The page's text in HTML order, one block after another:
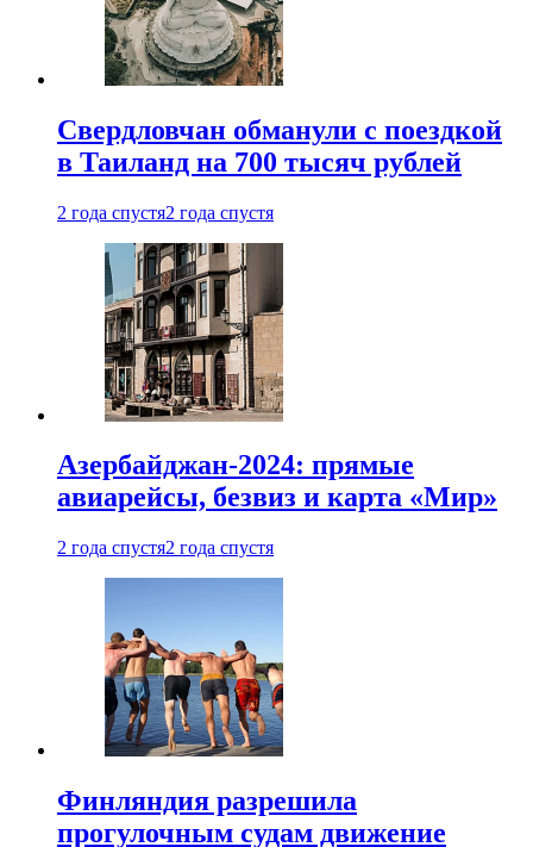
Свердловчан обманули с поездкой
в Таиланд на 700 тысяч рублей
2 года спустя2 года спустя
Азербайджан-2024: прямые
авиарейсы, безвиз и карта «Мир»
2 года спустя2 года спустя
Финляндия разрешила
прогулочным судам движение